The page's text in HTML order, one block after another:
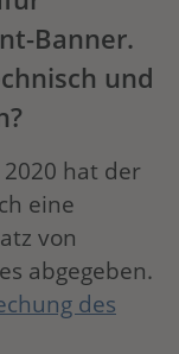
Banner.
und
hat der
eine
von
abgegeben.
des